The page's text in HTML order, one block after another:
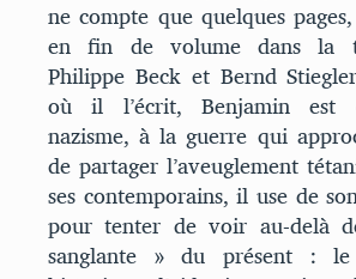
ne compte que quelques
en fin de volume dans la
Philippe Beck et Bernd
où il l’écrit, Benjamin est
nazisme, à la guerre qui
de partager l’aveuglement
ses contemporains, il use de
pour tenter de voir au-delà
sanglante » du présent : le